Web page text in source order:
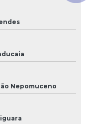
Nepomuceno